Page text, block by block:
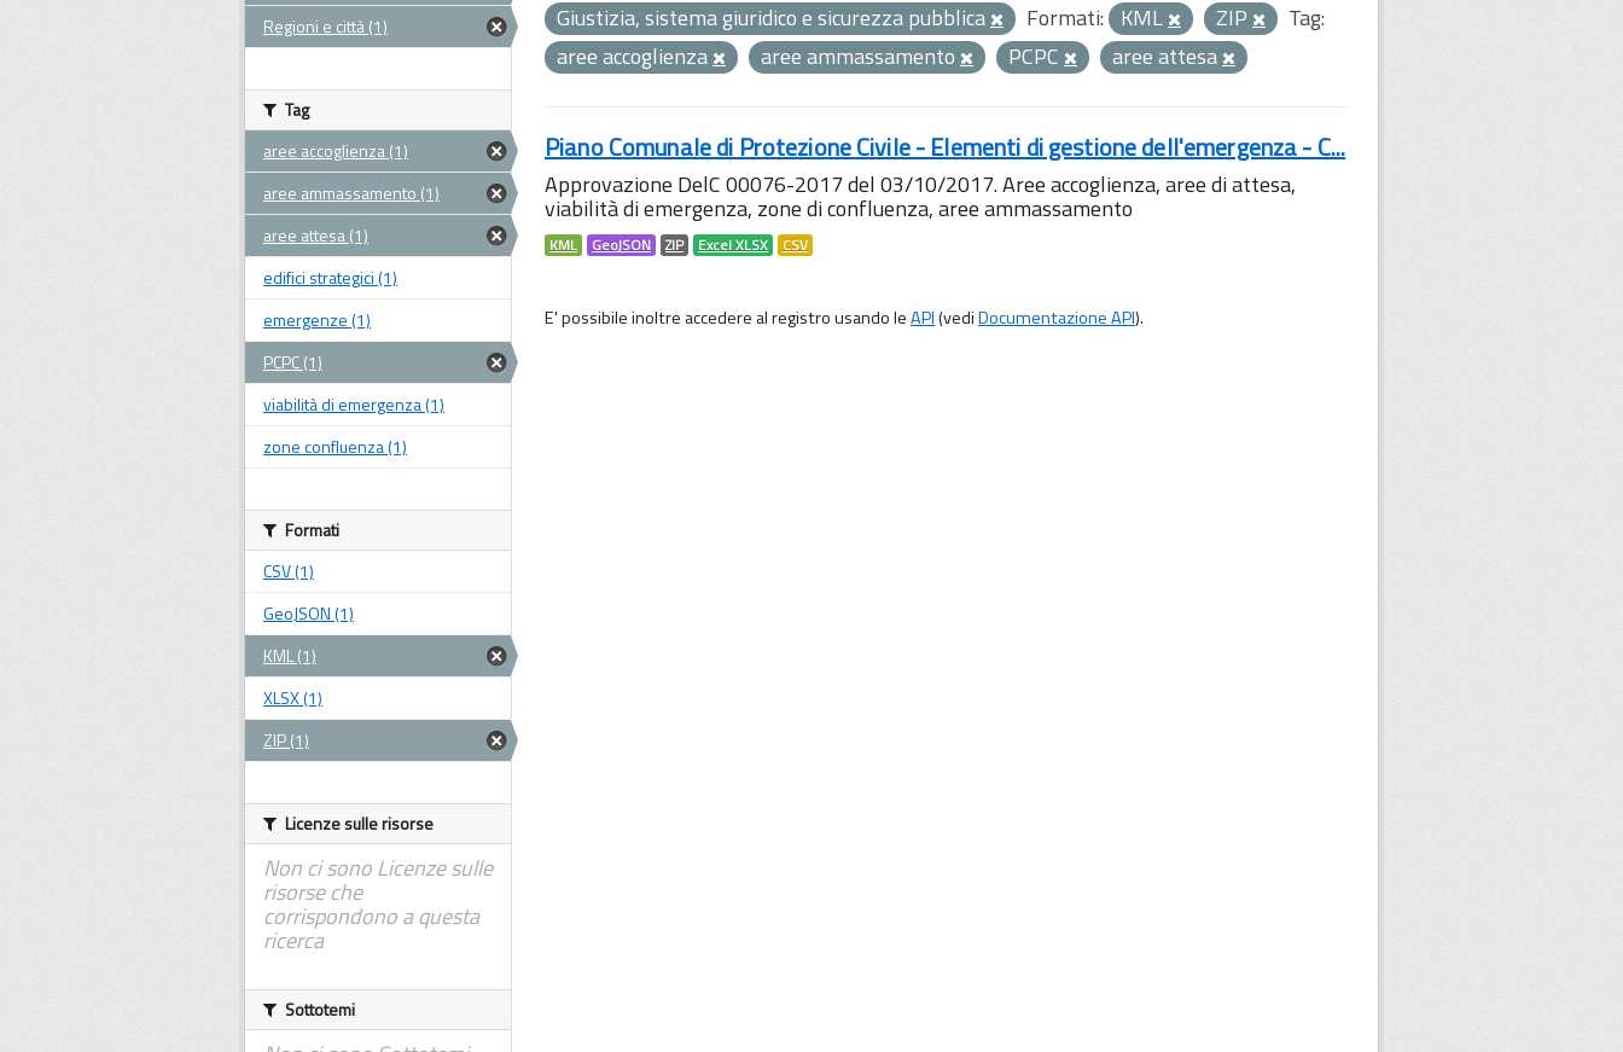
Giustizia, sistema giuridico e sicurezza pubblica
Formati: KML ZIP
Tag:
aree accoglienza
aree ammassamento PCPC aree attesa
Piano Comunale di Protezione Civile - Elementi di gestione dell'emergenza - C...
Approvazione DelC 00076-2017 del 03/10/2017. Aree accoglienza, aree di attesa,
viabilità di emergenza, zone di confluenza, aree ammassamento
KML GeoJSON ZIP Excel XLSX CSV
E' possibile inoltre accedere al registro usando leAPI(vediDocumentazione API).
Regioni e città (1)
Tag
aree accoglienza (1)
aree ammassamento (1)
aree attesa (1)
edifici strategici (1)
emergenze (1)
PCPC (1)
viabilità di emergenza (1)
zone confluenza (1)
Formati
CSV (1)
GeoJSON (1)
KML (1)
XLSX (1)
ZIP (1)
Licenze sulle risorse
Non ci sono Licenze sulle
risorse che
corrispondono a questa
ricerca
Sottotemi